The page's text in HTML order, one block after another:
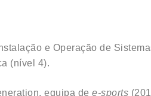
e Operação de
(nível 4).
equipa dee-sports